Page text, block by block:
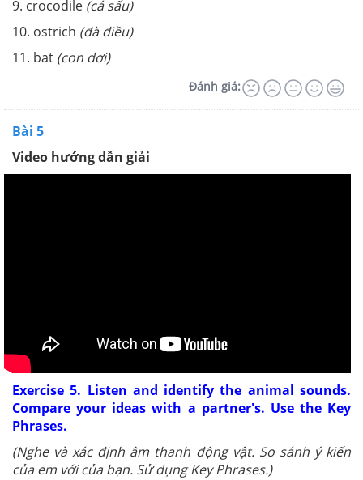
9. crocodile (cá sấu)
10. ostrich (đà điều)
11. bat (con dơi)
Đánh giá:
Bài 5
Video hướng dẫn giải
Exercise 5. Listen and identify the animal sounds.
Compare your ideas with a partner's. Use the Key
Phrases.
(Nghe và xác định âm thanh động vật. So sánh ý kiến
của em với của bạn. Sử dụng Key Phrases.)